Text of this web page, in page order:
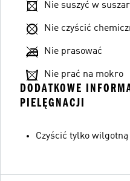
Nie suszyć w
Nie czyścić
Nie prasować
Nie prać na mokro
DODATKOWE
PIELĘGNACJI
Czyścić tylko